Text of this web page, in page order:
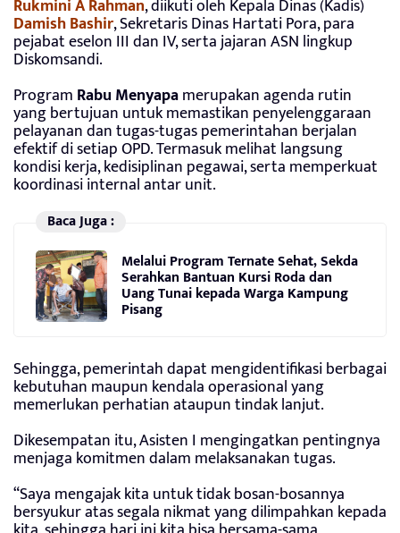
Rukmini A Rahman, diikuti oleh Kepala Dinas (Kadis)
Damish Bashir, Sekretaris Dinas Hartati Pora, para
pejabat eselon III dan IV, serta jajaran ASN lingkup
Diskomsandi.
Program Rabu Menyapamerupakan agenda rutin
yang bertujuan untuk memastikan penyelenggaraan
pelayanan dan tugas-tugas pemerintahan berjalan
efektif di setiap OPD. Termasuk melihat langsung
kondisi kerja, kedisiplinan pegawai, serta memperkuat
koordinasi internal antar unit.
Baca Juga :
Melalui Program Ternate Sehat, Sekda
Serahkan Bantuan Kursi Roda dan
Uang Tunai kepada Warga Kampung
Pisang
Sehingga, pemerintah dapat mengidentifikasi berbagai
kebutuhan maupun kendala operasional yang
memerlukan perhatian ataupun tindak lanjut.
Dikesempatan itu, Asisten I mengingatkan pentingnya
menjaga komitmen dalam melaksanakan tugas.
“Saya mengajak kita untuk tidak bosan-bosannya
bersyukur atas segala nikmat yang dilimpahkan kepada